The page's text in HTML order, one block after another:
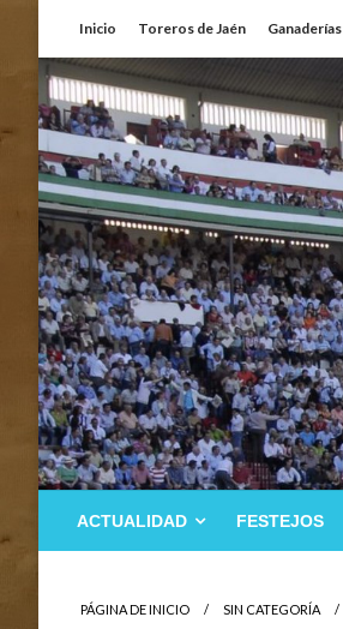
contenido
Inicio Toreros de Jaén Ganaderías
ACTUALIDAD FESTEJOS
PÁGINA DE INICIO SIN CATEGORÍA